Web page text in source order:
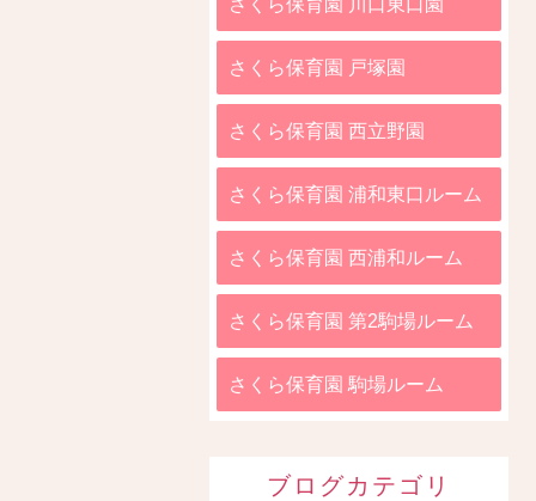
さくら保育園 川口東口園
さくら保育園 戸塚園
さくら保育園 西立野園
さくら保育園 浦和東口ルーム
さくら保育園 西浦和ルーム
さくら保育園 第2駒場ルーム
さくら保育園 駒場ルーム
ブログカテゴリ